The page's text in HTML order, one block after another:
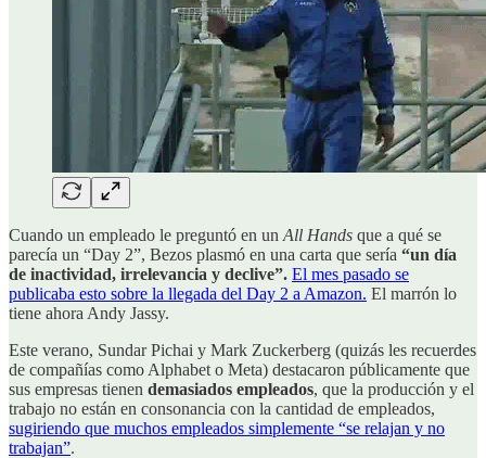
Cuando un empleado le preguntó en un All Hands que a qué se
parecía un “Day 2”, Bezos plasmó en una carta que sería “un día
de inactividad, irrelevancia y declive”. El mes pasado se
publicaba esto sobre la llegada del Day 2 a Amazon. El marrón lo
tiene ahora Andy Jassy.
Este verano, Sundar Pichai y Mark Zuckerberg (quizás les recuerdes
de compañías como Alphabet o Meta) destacaron públicamente que
sus empresas tienen demasiados empleados, que la producción y el
trabajo no están en consonancia con la cantidad de empleados,
sugiriendo que muchos empleados simplemente “se relajan y no
trabajan”.